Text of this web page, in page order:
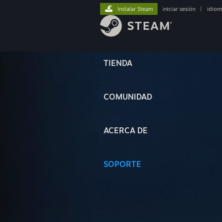
TIENDA
COMUNIDAD
ACERCA DE
SOPORTE
Instalar Steam iniciar sesión